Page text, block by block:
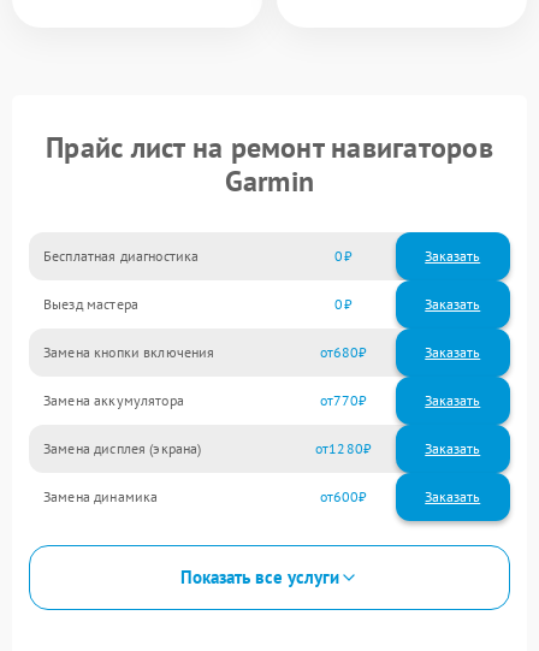
Прайс лист на ремонт навигаторов
Garmin
Бесплатная диагностика 0 Заказать
Выезд мастера 0 Заказать
Замена кнопки включения 680
Замена аккумулятора 770
Замена дисплея (экрана) 1280
Замена динамика 600
Показать все услуги